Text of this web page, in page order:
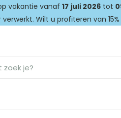
vakantie vanaf 17 juli 2026tot
Wilt u profiteren van